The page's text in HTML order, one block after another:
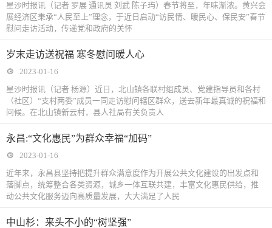
星沙时报讯（记者 罗展 通讯员 刘武 陈子玙）春节将至，年味渐浓。黄兴会
展经济区秉承“人民至上”理念，于近日启动“访民情、暖民心、保民安”春节
慰问走访活动，传递党和政府的关怀
岁末走访送祝福 寒冬慰问暖人心
2023-01-16
星沙时报讯（记者 杨源）近日，北山镇各联村组成员、党建指导员和各村
（社区）“支村两委”成员一同走访慰问辖区群众，送去新年最真诚的祝福和
问候。在北山镇新云村，县人社局有关负责人
永昌:“文化惠民”为群众幸福“加码”
2023-01-16
近年来，永昌县坚持把提升群众满意度作为开展公共文化建设的出发点和
落脚点，统筹整合各类资源，城乡一体互联共建，丰富文化惠民供给，推
动公共文化服务迈向高质量发展，大大满足了人民
中山杉：来头不小的“树坚强”